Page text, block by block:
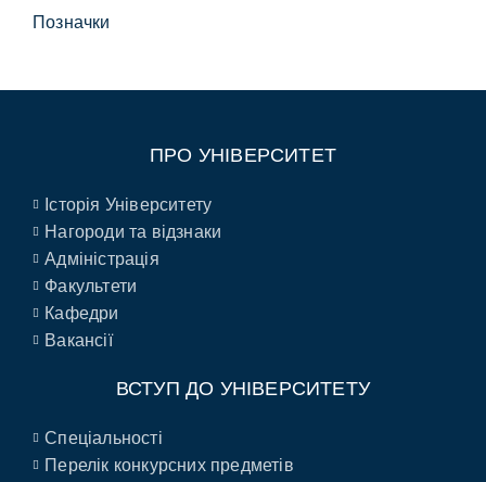
Позначки
ПРО УНІВЕРСИТЕТ
Історія Університету
Нагороди та відзнаки
Адміністрація
Факультети
Кафедри
Вакансії
ВСТУП ДО УНІВЕРСИТЕТУ
Спеціальності
Перелік конкурсних предметів